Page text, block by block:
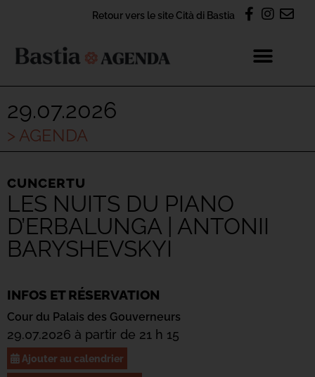
Retour vers le site Cità di Bastia
29.07.2026
> AGENDA
CUNCERTU
LES NUITS DU PIANO
D’ERBALUNGA | ANTONII
BARYSHEVSKYI
INFOS ET RÉSERVATION
Cour du Palais des Gouverneurs
29.07.2026 à partir de 21 h 15
Ajouter au calendrier